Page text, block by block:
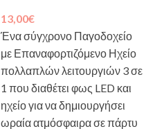
13,00€
Ένα σύγχρονο Παγοδοχείο
με Επαναφορτιζόμενο Ηχείο
πολλαπλών λειτουργιών 3 σε
1 που διαθέτει φως LED και
ηχείο για να δημιουργήσει
ωραία ατμόσφαιρα σε πάρτυ